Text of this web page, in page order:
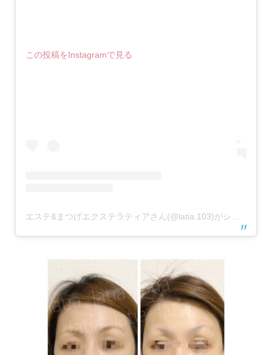
この投稿をInstagramで見る
エステ&まつげエクステラティアさん(@latia.103)がシェアした投稿